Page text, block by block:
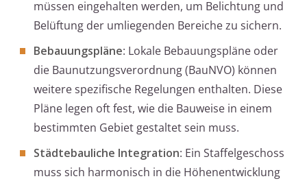
müssen eingehalten werden, um Belichtung und
Belüftung der umliegenden Bereiche zu sichern.
Bebauungspläne: Lokale Bebauungspläne oder
die Baunutzungsverordnung (BauNVO) können
weitere spezifische Regelungen enthalten. Diese
Pläne legen oft fest, wie die Bauweise in einem
bestimmten Gebiet gestaltet sein muss.
Städtebauliche Integration: Ein Staffelgeschoss
muss sich harmonisch in die Höhenentwicklung